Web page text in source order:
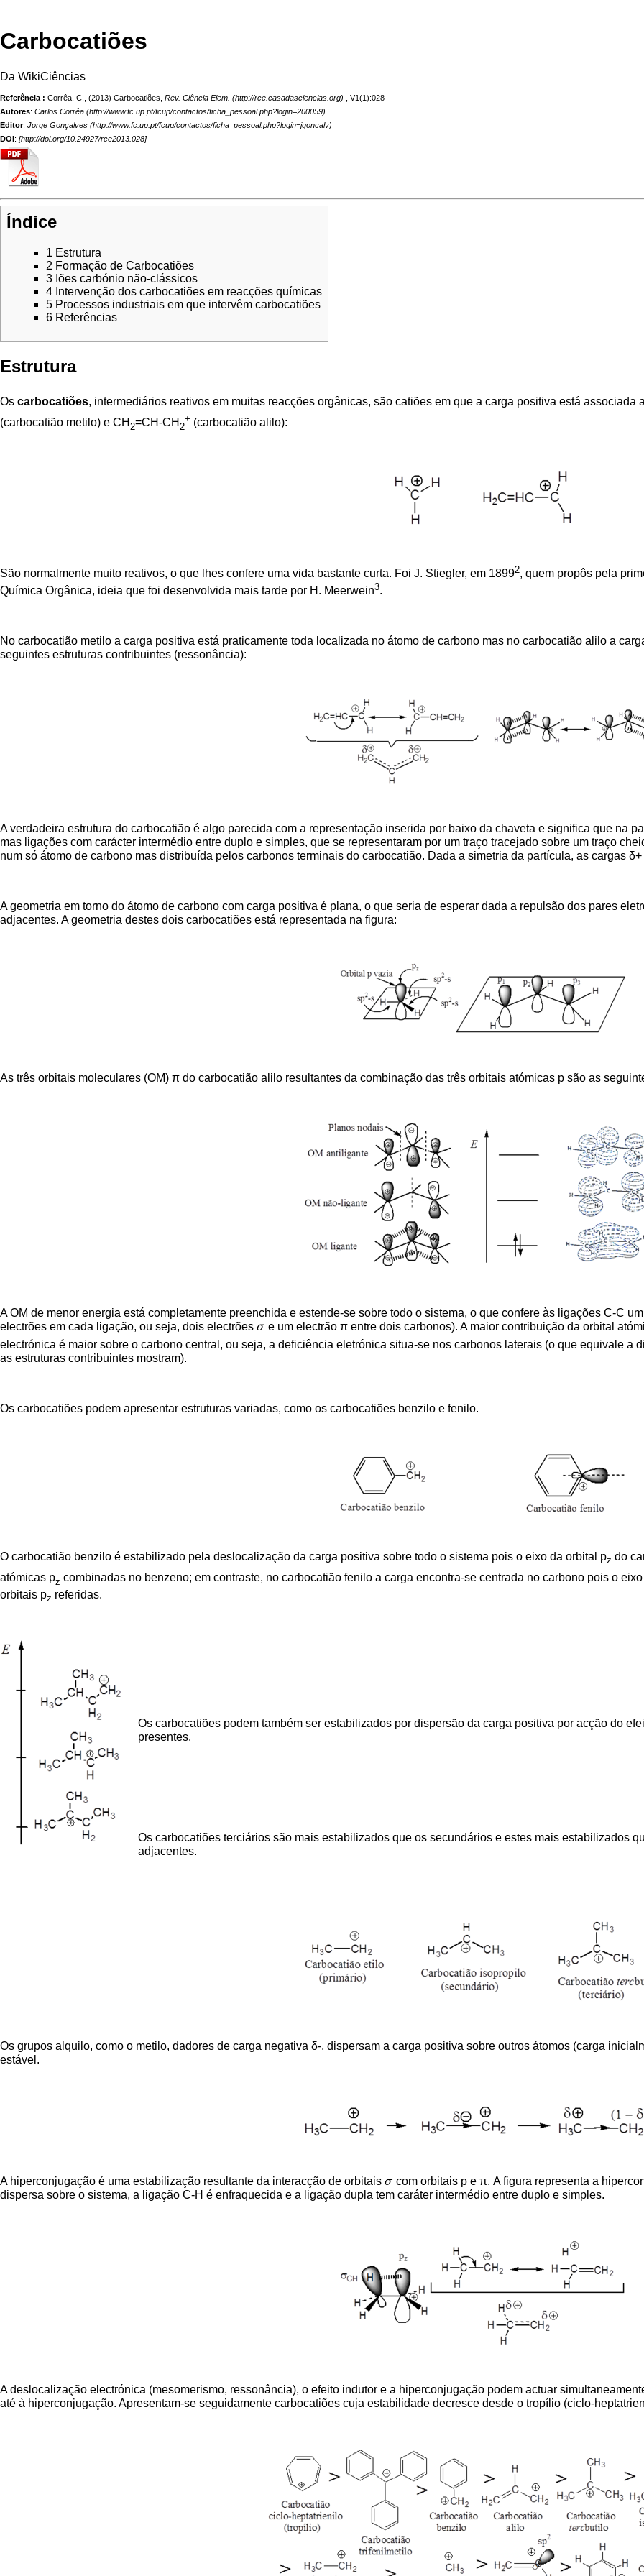
Carbocatiões
Da WikiCiências
Referência : Corrêa, C., (2013) Carbocatiões, Rev. Ciência Elem.
, V1(1):028
Autores: Carlos Corrêa
Editor: Jorge Gonçalves
DOI: [http://doi.org/10.24927/rce2013.028]
Índice
1 Estrutura
2 Formação de Carbocatiões
3 Iões carbónio não-clássicos
4 Intervenção dos carbocatiões em reacções químicas
5 Processos industriais em que intervêm carbocatiões
6 Referências
Estrutura
Os carbocatiões, intermediários reativos em muitas reacções orgânicas, são catiões em que a carga positiva está
(carbocatião metilo) e CH 2=CH-CH 2
+ (carbocatião alilo):
São normalmente muito reativos, o que lhes confere uma vida bastante curta. Foi J. Stiegler, em 18992, quem propôs pela
Química Orgânica, ideia que foi desenvolvida mais tarde por H. Meerwein3.
No carbocatião metilo a carga positiva está praticamente toda localizada no átomo de carbono mas no carbocatião alilo a
seguintes estruturas contribuintes (ressonância):
A verdadeira estrutura do carbocatião é algo parecida com a representação inserida por baixo da chaveta e significa que na
mas ligações com carácter intermédio entre duplo e simples, que se representaram por um traço tracejado sobre um traço
num só átomo de carbono mas distribuída pelos carbonos terminais do carbocatião. Dada a simetria da partícula, as cargas
A geometria em torno do átomo de carbono com carga positiva é plana, o que seria de esperar dada a repulsão dos pares
adjacentes. A geometria destes dois carbocatiões está representada na figura:
As três orbitais moleculares (OM) π do carbocatião alilo resultantes da combinação das três orbitais atómicas p são as
A OM de menor energia está completamente preenchida e estende-se sobre todo o sistema, o que confere às ligações C-C
electrões em cada ligação, ou seja, dois electrões σ
σ e um electrão π entre dois carbonos). A maior contribuição da orbital
electrónica é maior sobre o carbono central, ou seja, a deficiência eletrónica situa-se nos carbonos laterais (o que equivale a
as estruturas contribuintes mostram).
Os carbocatiões podem apresentar estruturas variadas, como os carbocatiões benzilo e fenilo.
O carbocatião benzilo é estabilizado pela deslocalização da carga positiva sobre todo o sistema pois o eixo da orbital pz do
atómicas pz combinadas no benzeno; em contraste, no carbocatião fenilo a carga encontra-se centrada no carbono pois o
orbitais pz referidas.
Os carbocatiões podem também ser estabilizados por dispersão da carga positiva por acção do
presentes.
Os carbocatiões terciários são mais estabilizados que os secundários e estes mais estabilizados
adjacentes.
Os grupos alquilo, como o metilo, dadores de carga negativa δ-, dispersam a carga positiva sobre outros átomos (carga
estável.
A hiperconjugação é uma estabilização resultante da interacção de orbitais σ
σ com orbitais p e π. A figura representa a
dispersa sobre o sistema, a ligação C-H é enfraquecida e a ligação dupla tem caráter intermédio entre duplo e simples.
A deslocalização electrónica (mesomerismo, ressonância), o efeito indutor e a hiperconjugação podem actuar
até à hiperconjugação. Apresentam-se seguidamente carbocatiões cuja estabilidade decresce desde o tropílio (ciclo-